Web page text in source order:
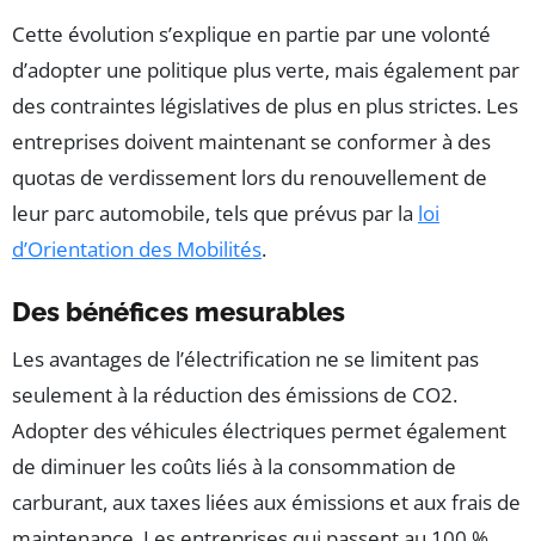
Cette évolution s’explique en partie par une volonté
d’adopter une politique plus verte, mais également par
des contraintes législatives de plus en plus strictes. Les
entreprises doivent maintenant se conformer à des
quotas de verdissement lors du renouvellement de
leur parc automobile, tels que prévus par la loi
d’Orientation des Mobilités.
Des bénéfices mesurables
Les avantages de l’électrification ne se limitent pas
seulement à la réduction des émissions de CO2.
Adopter des véhicules électriques permet également
de diminuer les coûts liés à la consommation de
carburant, aux taxes liées aux émissions et aux frais de